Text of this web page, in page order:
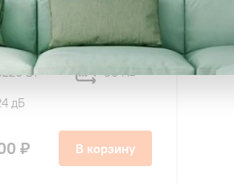
SAS12CH1-
AI Champery
Вт 30 м2
дБ
₽ В корзину